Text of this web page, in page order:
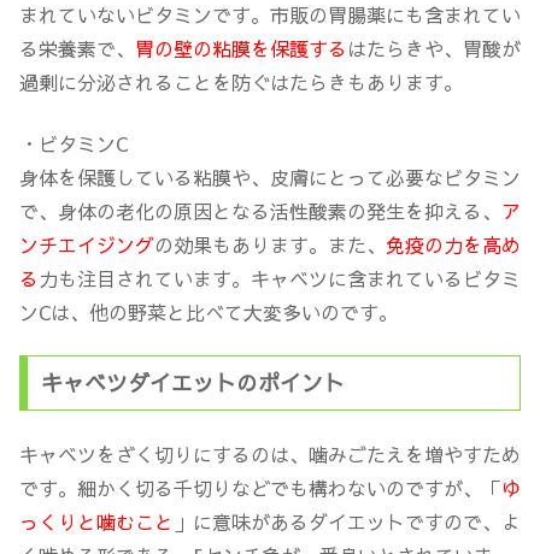
まれていないビタミンです。市販の胃腸薬にも含まれてい
る栄養素で、 胃の壁の粘膜を保護する はたらきや、胃酸が
過剰に分泌されることを防ぐはたらきもあります。
・ビタミンC
身体を保護している粘膜や、皮膚にとって必要なビタミン
で、身体の老化の原因となる活性酸素の発生を抑える、 ア
ンチエイジングの効果もあります。また、 免疫の力を高め
る 力も注目されています。キャベツに含まれているビタミ
ンCは、他の野菜と比べて大変多いのです。
キャベツダイエットのポイント
キャベツをざく切りにするのは、噛みごたえを増やすため
です。細かく切る千切りなどでも構わないのですが、「ゆ
っくりと噛むこと 」に意味があるダイエットですので、よ